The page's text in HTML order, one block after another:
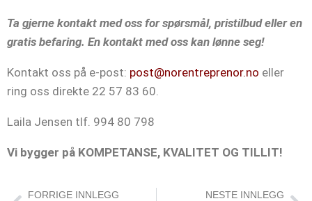
Ta gjerne kontakt med oss for spørsmål, pristilbud eller en
gratis befaring. En kontakt med oss kan lønne seg!
Kontakt oss på e-post: post@norentreprenor.no eller
ring oss direkte 22 57 83 60.
Laila Jensen tlf. 994 80 798
Vi bygger på KOMPETANSE, KVALITET OG TILLIT!
FORRIGE INNLEGG NESTE INNLEGG